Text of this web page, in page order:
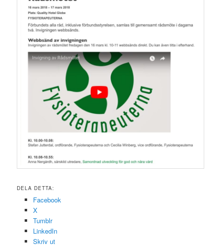
DELA DETTA:
Facebook
X
Tumblr
LinkedIn
Skriv ut